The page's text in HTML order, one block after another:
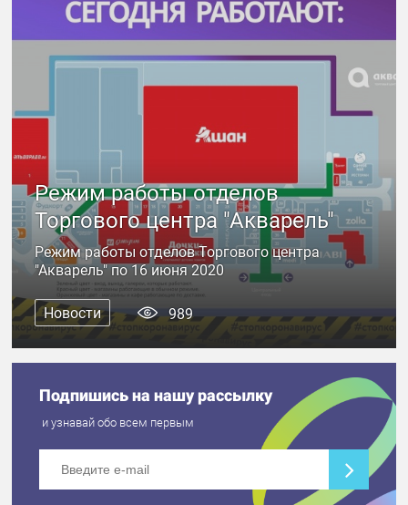
Режим работы отделов
Торгового центра "Акварель"
Режим работы отделов Торгового центра
"Акварель" по 16 июня 2020
Новости 989
Подпишись на нашу рассылку
и узнавай обо всем первым